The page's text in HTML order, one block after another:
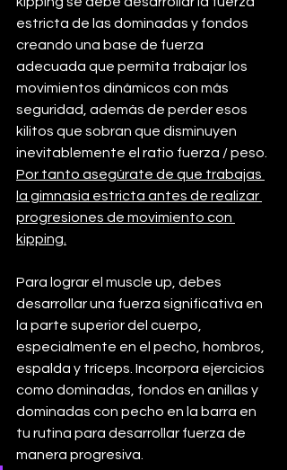
estricta de las dominadas y fondos
creando una base de fuerza
adecuada que permita trabajar los
movimientos dinámicos con más
seguridad, además de perder esos
kilitos que sobran que disminuyen
inevitablemente el ratio fuerza / peso.
Por tanto asegúrate de que trabajas
la gimnasia estricta antes de realizar
progresiones de movimiento con
kipping.
Para lograr el muscle up, debes
desarrollar una fuerza significativa en
la parte superior del cuerpo,
especialmente en el pecho, hombros,
espalda y tríceps. Incorpora ejercicios
como dominadas, fondos en anillas y
dominadas con pecho en la barra en
tu rutina para desarrollar fuerza de
manera progresiva.